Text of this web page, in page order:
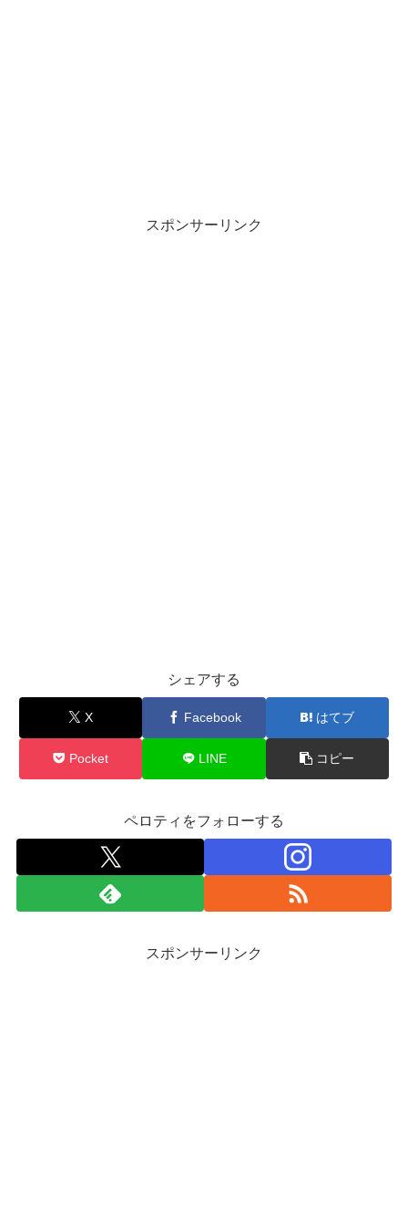
スポンサーリンク
シェアする
X Facebook はてブ
Pocket LINE コピー
ペロティをフォローする
スポンサーリンク